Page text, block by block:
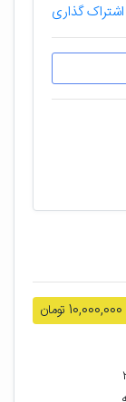
اشتراک گذاری